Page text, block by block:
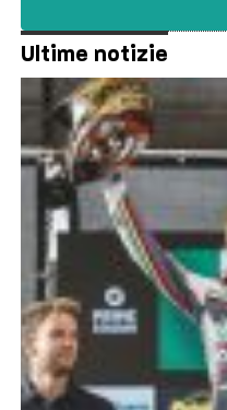
Ultime notizie